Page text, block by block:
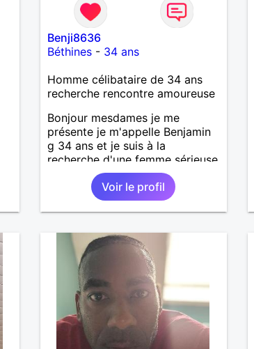
Benji8636
Béthines- 34 ans
Homme célibataire de 34 ans
recherche rencontre amoureuse
Bonjour mesdames je me
présente je m'appelle Benjamin
g 34 ans et je suis à la
recherche d'une femme sérieuse
attentionné
Voir le profil